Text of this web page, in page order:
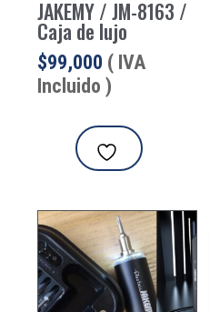
JAKEMY / JM-8163 /
Caja de lujo
$99,000 ( IVA
Incluido )